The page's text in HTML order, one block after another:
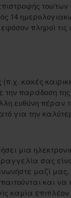
του/
14
πληροί τις
κακές
την παράδοση
ευθύνη πέραν
για την
μια
σας
μαζί μας,
και
καμία επιπλέον